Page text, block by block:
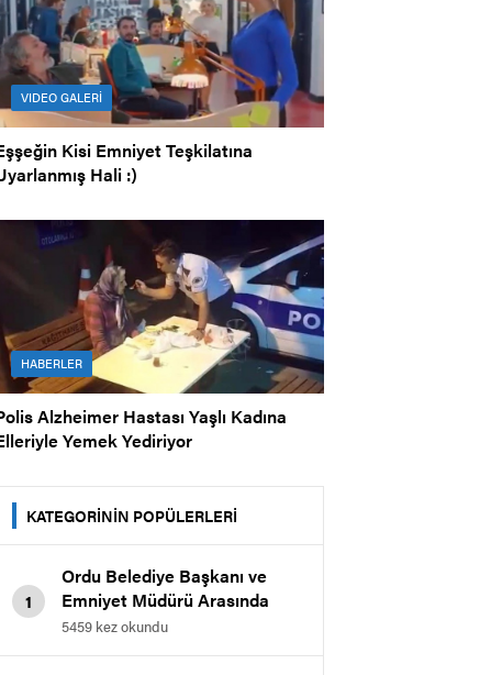
VIDEO GALERİ
Kisi Emniyet Teşkilatına
Hali :)
HABERLER
Alzheimer Hastası Yaşlı Kadına
Yemek Yediriyor
KATEGORİNİN POPÜLERLERİ
1
Ordu Belediye Başkanı ve
Emniyet Müdürü Arasında
Kavga
5459 kez okundu